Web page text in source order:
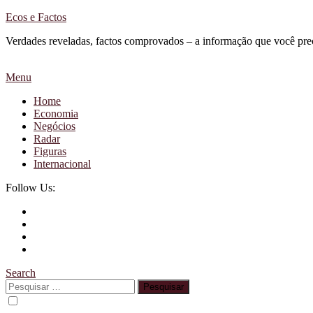
Skip
Content
Ecos e Factos
Verdades reveladas, factos comprovados – a informação que você
Menu
Home
Economia
Negócios
Radar
Figuras
Internacional
Follow Us:
Search
Pesquisar
por: